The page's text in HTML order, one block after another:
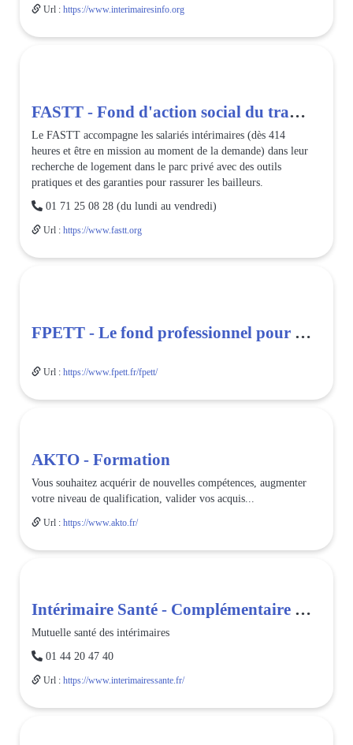
Url : https://www.interimairesinfo.org
FASTT - Fond d'action social du travail temporaire
Le FASTT accompagne les salariés intérimaires (dès 414
heures et être en mission au moment de la demande) dans leur
recherche de logement dans le parc privé avec des outils
pratiques et des garanties pour rassurer les bailleurs.
 01 71 25 08 28 (du lundi au vendredi)
Url : https://www.fastt.org
FPETT - Le fond professionnel pour l'emploi travail temporaire
Url : https://www.fpett.fr/fpett/
AKTO - Formation
Vous souhaitez acquérir de nouvelles compétences, augmenter
votre niveau de qualification, valider vos acquis...
Url : https://www.akto.fr/
Intérimaire Santé - Complémentaire santé
Mutuelle santé des intérimaires
 01 44 20 47 40
Url : https://www.interimairessante.fr/